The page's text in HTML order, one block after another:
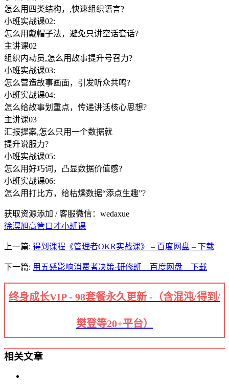
怎么用四类结构，,快速组织语言?
小班实战课02:
怎么用戴帽子法，避免只讲空话套话?
主讲课02
组织内动员,怎么用故事提升号召力?
小班实战课03:
怎么营造故事画面，引发听众共鸣?
小班实战课04:
怎么给故事划重点，传递讲话核心思想?
主讲课03
汇报提案,怎么只用一个数据就
提升说服力?
小班实战课05:
怎么用好巧词，凸显数据价值感?
小班实战课06:
怎么用打比方，给枯燥数据“添点生趣”?
获取资源添加 / 客服微信：wedaxue
徐溟旭高管口才小班课
上一篇: 得到课程《管理者OKR实战课》 – 百度网盘 – 下载
下一篇: 用五感影响消费者决策·研修班 – 百度网盘 – 下载
终身成长VIP - 98套餐永久更新 -（含混沌/得到/
樊登等20+平台）
相关文章